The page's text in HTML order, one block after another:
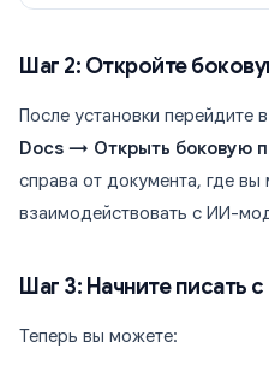
Шаг 2: Откройте
После установки перейдите в
Docs → Открыть боковую
справа от документа, где
взаимодействовать с ИИ-
Шаг 3: Начните писать
Теперь вы можете: